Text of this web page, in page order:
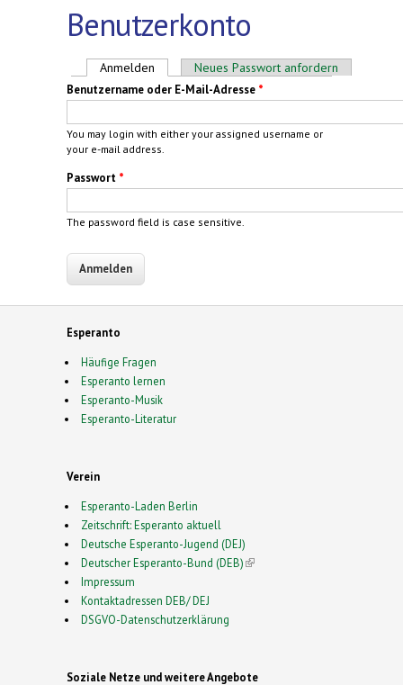
Benutzerkonto
Haupt-Reiter
Anmelden (aktiver Reiter)
Neues Passwort anfordern
Benutzername oder E-Mail-Adresse *
You may login with either your assigned username or
your e-mail address.
Passwort *
The password field is case sensitive.
Esperanto
Häufige Fragen
Esperanto lernen
Esperanto-Musik
Esperanto-Literatur
Verein
Esperanto-Laden Berlin
Zeitschrift: Esperanto aktuell
Deutsche Esperanto-Jugend (DEJ)
Deutscher Esperanto-Bund (DEB)(link is external)
Impressum
Kontaktadressen DEB/ DEJ
DSGVO-Datenschutzerklärung
Soziale Netze und weitere Angebote